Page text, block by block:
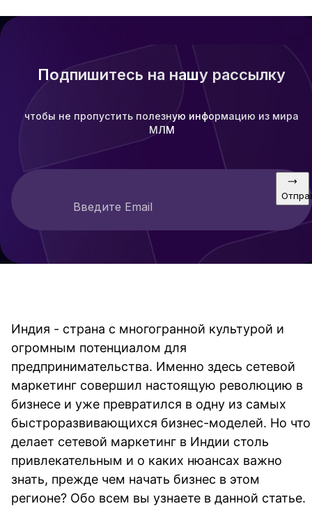
регионе? Обо всем вы узнаете в данной
Индии История сетевого маркетинга в Индии
началась еще в 1995 г
Подпишитесь на нашу рассылку
чтобы не пропустить полезную информацию из мира
МЛМ
Введите Email
Индия - страна с многогранной культурой и
огромным потенциалом для
предпринимательства. Именно здесь сетевой
маркетинг совершил настоящую революцию в
бизнесе и уже превратился в одну из самых
быстроразвивающихся бизнес-моделей. Но что
делает сетевой маркетинг в Индии столь
привлекательным и о каких нюансах важно
знать, прежде чем начать бизнес в этом
регионе? Обо всем вы узнаете в данной статье.